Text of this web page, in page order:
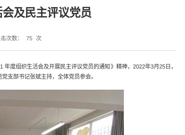
及民主评议党员
次数： 75 次
度组织生活会及开展民主评议党员的通知》精神，2022年3月25日，
支部书记张斌主持，全体党员参会。